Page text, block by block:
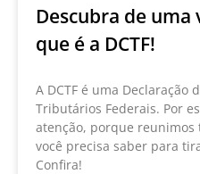
Descubra de uma
que é a DCTF!
A DCTF é uma Declaração
Tributários Federais. Por
atenção, porque reunimos
você precisa saber para
Confira!